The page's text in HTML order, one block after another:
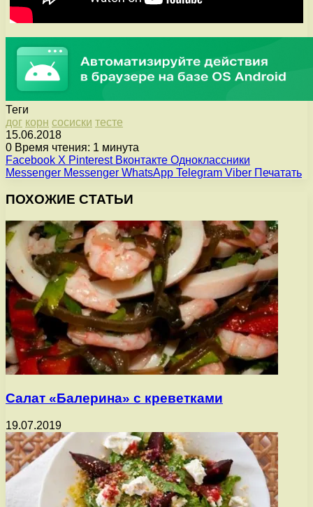
Теги
дог корн сосиски тесте
15.06.2018
0 Время чтения: 1 минута
Facebook X Pinterest Вконтакте Одноклассники
Messenger Messenger WhatsApp Telegram Viber Печатать
ПОХОЖИЕ СТАТЬИ
Салат «Балерина» с креветками
19.07.2019